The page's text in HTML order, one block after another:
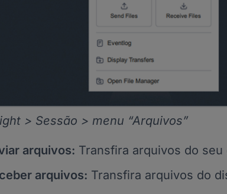
> Sessão > menu “Arquivos”
arquivos: Transfira arquivos do
arquivos: Transfira arquivos do